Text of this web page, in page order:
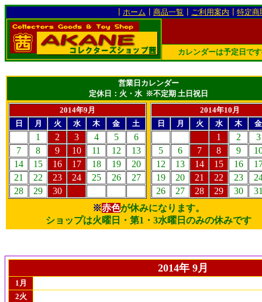
ホーム 商品一覧 ご利用案内 特定商
カレンダーは予定日で
営業日カレンダー
定休日：火・水 ※不定期 土日祝日
2014年9月
日
月 火 水 木 金 土
1 2 3 4 5
6
7
8 9 10 11 12
13
14
15 16 17 18 19
20
21
22 23 24 25 26
27
28
29 30
2014年10月
日
月 火 水 木 金
1 2
3
5
6 7 8 9
12
13 14 15 16
19
20 21 22 23
26
27 28 29 30
※赤色が休みになります。
ショップは火曜日・第1・3水曜日のみの休みです
2014年 9月
1月
2火